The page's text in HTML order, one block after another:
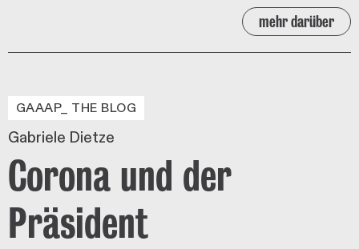
mehr darüber
GAAAP_ THE BLOG
Gabriele Dietze
Corona und der
Präsident